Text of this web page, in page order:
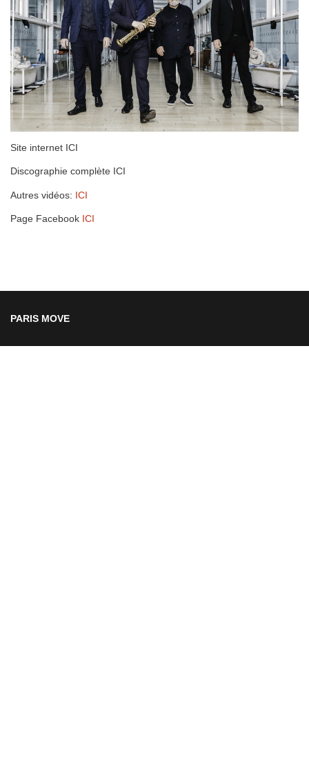
Site internet ICI
Discographie complète ICI
Autres vidéos: ICI
Page Facebook ICI
PARIS MOVE